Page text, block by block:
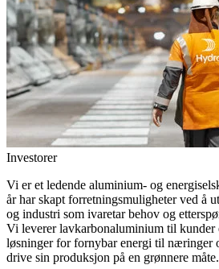
Investorer
Vi er et ledende aluminium- og
år har skapt forretningsmuligheter ved å
og industri som ivaretar behov og
Vi leverer lavkarbonaluminium til kunder
løsninger for fornybar energi til næringer
drive sin produksjon på en grønnere måte.